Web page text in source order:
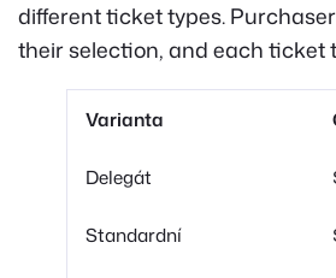
different ticket types.
their selection, and each ticket
Varianta
Delegát
Standardní